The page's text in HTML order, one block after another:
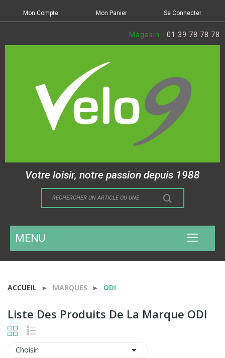
Mon Compte Mon Panier Se Connecter
Magasin - 01 39 78 78 78
Votre loisir, notre passion depuis 1988
MENU
ACCUEIL MARQUES ODI
Liste Des Produits De La Marque ODI
Choisir 